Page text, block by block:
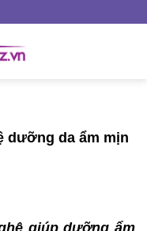
dưỡng da ẩm mịn